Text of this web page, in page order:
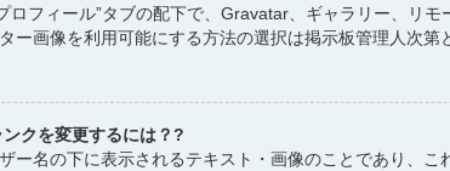
ロフィール”タブの配下で、Gravatar、ギャラリー、リ
ー画像を利用可能にする方法の選択は掲示板管理人次
クを変更するには？?
ー名の下に表示されるテキスト・画像のことであり、